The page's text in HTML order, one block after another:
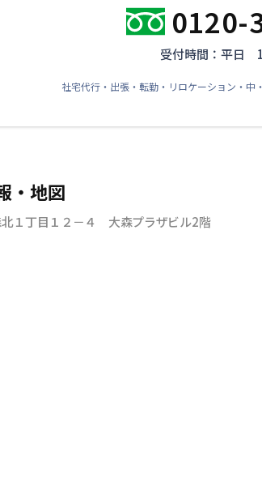
0120-
受付時間：平日
社宅代行・出張・転勤・リロケーション・
・地図
１丁目１２－４ 大森プラザビル2階